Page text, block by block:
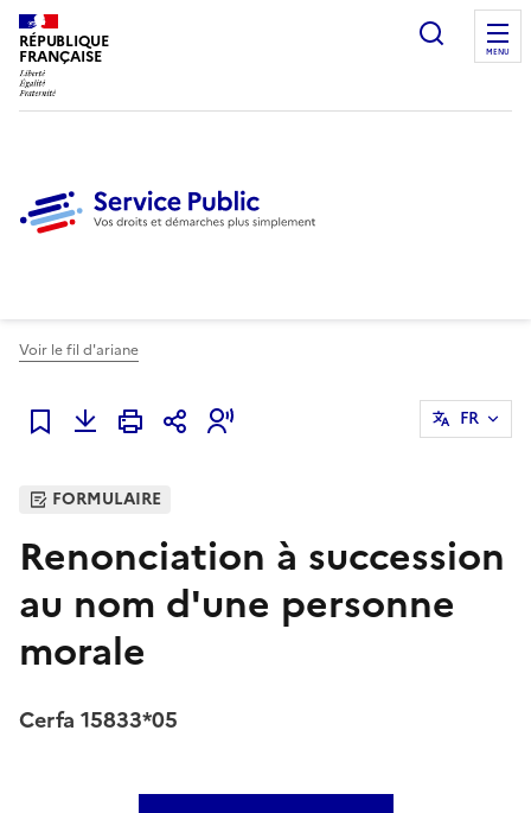
RÉPUBLIQUE
FRANÇAISE
Ouvrir
MENU
Voir le fil d'ariane
Ajouter à mes favoris
FR
FORMULAIRE
Renonciation à succession
au nom d'une personne
morale
Cerfa 15833*05